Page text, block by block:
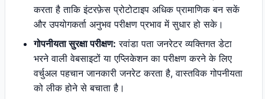
करता है ताकि इंटरफ़ेस प्रोटोटाइप अधिक प्रामाणिक बन सकें
और उपयोगकर्ता अनुभव परीक्षण प्रभाव में सुधार हो सके।
गोपनीयता सुरक्षा परीक्षण: रवांडा पता जनरेटर व्यक्तिगत डेटा
भरने वाली वेबसाइटों या एप्लिकेशन का परीक्षण करने के लिए
वर्चुअल पहचान जानकारी जनरेट करता है, वास्तविक गोपनीयता
को लीक होने से बचाता है।